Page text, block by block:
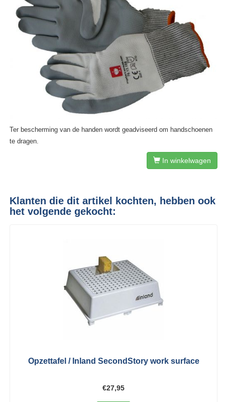
Ter bescherming van de handen wordt geadviseerd om handschoenen
te dragen.
In winkelwagen
Klanten die dit artikel kochten, hebben ook
het volgende gekocht:
Opzettafel / Inland SecondStory work surface
€27,95